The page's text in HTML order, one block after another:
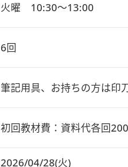
火曜　10:30～13:00
6回
筆記用具、お持ちの方は印
初回教材費：資料代各回
2026/04/28(火)